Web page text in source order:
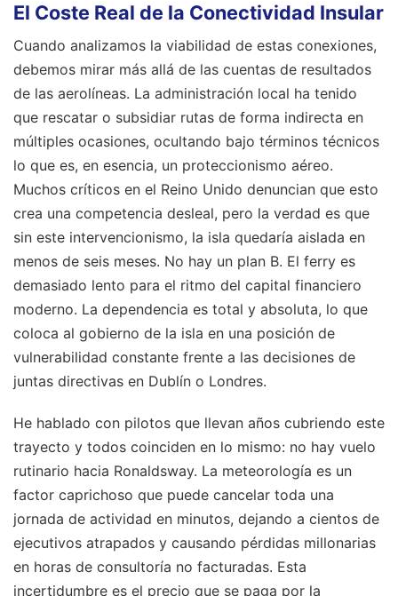
El Coste Real de la Conectividad Insular
Cuando analizamos la viabilidad de estas conexiones,
debemos mirar más allá de las cuentas de resultados
de las aerolíneas. La administración local ha tenido
que rescatar o subsidiar rutas de forma indirecta en
múltiples ocasiones, ocultando bajo términos técnicos
lo que es, en esencia, un proteccionismo aéreo.
Muchos críticos en el Reino Unido denuncian que esto
crea una competencia desleal, pero la verdad es que
sin este intervencionismo, la isla quedaría aislada en
menos de seis meses. No hay un plan B. El ferry es
demasiado lento para el ritmo del capital financiero
moderno. La dependencia es total y absoluta, lo que
coloca al gobierno de la isla en una posición de
vulnerabilidad constante frente a las decisiones de
juntas directivas en Dublín o Londres.
He hablado con pilotos que llevan años cubriendo este
trayecto y todos coinciden en lo mismo: no hay vuelo
rutinario hacia Ronaldsway. La meteorología es un
factor caprichoso que puede cancelar toda una
jornada de actividad en minutos, dejando a cientos de
ejecutivos atrapados y causando pérdidas millonarias
en horas de consultoría no facturadas. Esta
incertidumbre es el precio que se paga por la